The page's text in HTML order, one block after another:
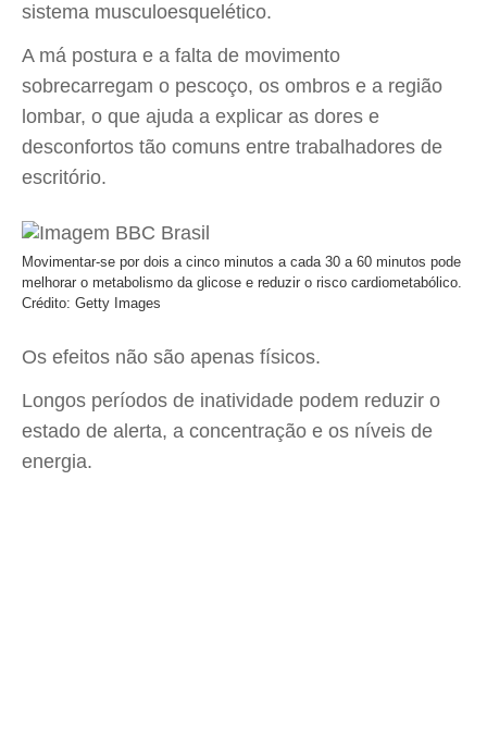
sistema musculoesquelético.
A má postura e a falta de movimento
sobrecarregam o pescoço, os ombros e a região
lombar, o que ajuda a explicar as dores e
desconfortos tão comuns entre trabalhadores de
escritório.
Movimentar-se por dois a cinco minutos a cada 30 a 60 minutos pode
melhorar o metabolismo da glicose e reduzir o risco cardiometabólico.
Crédito: Getty Images
Os efeitos não são apenas físicos.
Longos períodos de inatividade podem reduzir o
estado de alerta, a concentração e os níveis de
energia.